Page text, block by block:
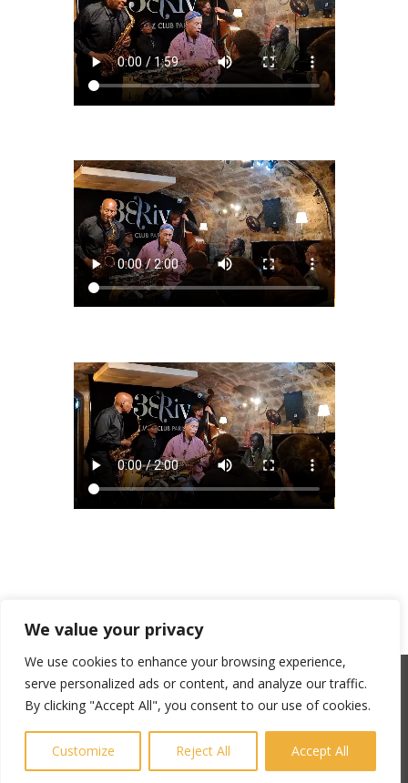
We value your privacy
We use cookies to enhance your browsing experience,
serve personalized ads or content, and analyze our traffic.
By clicking "Accept All", you consent to our use of cookies.
Customize Reject All Accept All
SACEM : 101735096 – ©Copyright Zicline 1998 –
Any reproduction prohibited
CGU